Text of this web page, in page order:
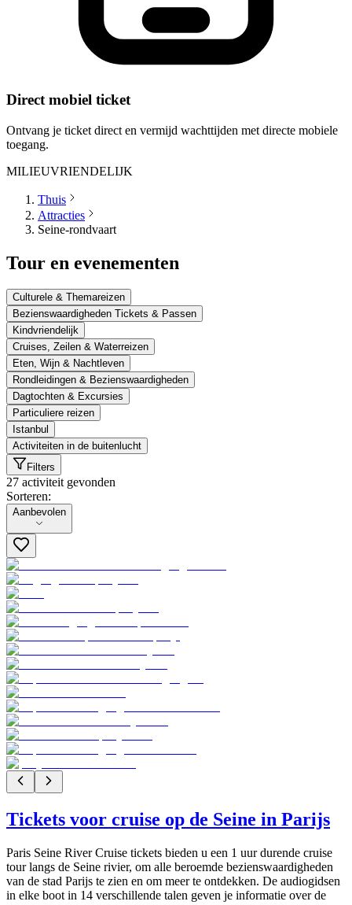
Direct mobiel ticket
Ontvang je ticket direct en vermijd wachttijden met directe mobiele
toegang.
MILIEUVRIENDELIJK
Thuis
Attracties
Seine-rondvaart
Tour en evenementen
Culturele & Themareizen
Bezienswaardigheden Tickets & Passen
Kindvriendelijk
Cruises, Zeilen & Waterreizen
Eten, Wijn & Nachtleven
Rondleidingen & Bezienswaardigheden
Dagtochten & Excursies
Particuliere reizen
Istanbul
Activiteiten in de buitenlucht
Filters
27 activiteit gevonden
Sorteren:
Sorteren:
Aanbevolen
Tickets voor cruise op de Seine in Parijs
Paris Seine River Cruise tickets bieden u een 1 uur durende cruise
tour langs de Seine rivier, om alle beroemde bezienswaardigheden
van de stad Parijs te zien en om meer te ontdekken. De audiogidsen
in elke boot in 14 verschillende talen geven je informatie over de